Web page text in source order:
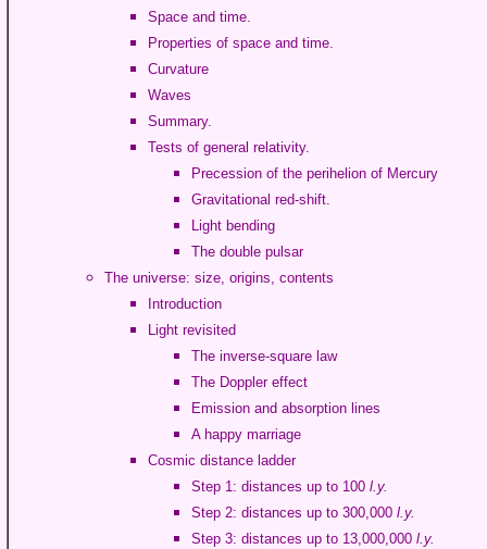
Space and time.
Properties of space and time.
Curvature
Waves
Summary.
Tests of general relativity.
Precession of the perihelion of Mercury
Gravitational red-shift.
Light bending
The double pulsar
The universe: size, origins, contents
Introduction
Light revisited
The inverse-square law
The Doppler effect
Emission and absorption lines
A happy marriage
Cosmic distance ladder
Step 1: distances up to 100 l.y.
Step 2: distances up to 300,000 l.y.
Step 3: distances up to 13,000,000 l.y.